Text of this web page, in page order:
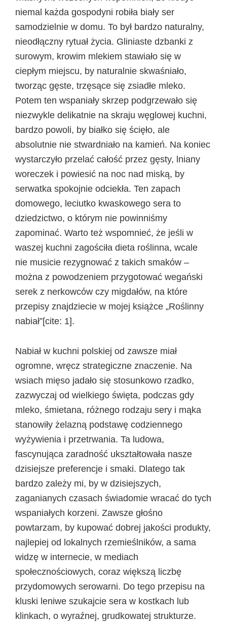
niemal każda gospodyni robiła biały ser
samodzielnie w domu. To był bardzo naturalny,
nieodłączny rytuał życia. Gliniaste dzbanki z
surowym, krowim mlekiem stawiało się w
ciepłym miejscu, by naturalnie skwaśniało,
tworząc gęste, trzęsące się zsiadłe mleko.
Potem ten wspaniały skrzep podgrzewało się
niezwykle delikatnie na skraju węglowej kuchni,
bardzo powoli, by białko się ścięło, ale
absolutnie nie stwardniało na kamień. Na koniec
wystarczyło przelać całość przez gęsty, lniany
woreczek i powiesić na noc nad miską, by
serwatka spokojnie odciekła. Ten zapach
domowego, leciutko kwaskowego sera to
dziedzictwo, o którym nie powinniśmy
zapominać. Warto też wspomnieć, że jeśli w
waszej kuchni zagościła dieta roślinna, wcale
nie musicie rezygnować z takich smaków –
można z powodzeniem przygotować wegański
serek z nerkowców czy migdałów, na które
przepisy znajdziecie w mojej książce „Roślinny
nabiał”[cite: 1].
Nabiał w kuchni polskiej od zawsze miał
ogromne, wręcz strategiczne znaczenie. Na
wsiach mięso jadało się stosunkowo rzadko,
zazwyczaj od wielkiego święta, podczas gdy
mleko, śmietana, różnego rodzaju sery i mąka
stanowiły żelazną podstawę codziennego
wyżywienia i przetrwania. Ta ludowa,
fascynująca zaradność ukształtowała nasze
dzisiejsze preferencje i smaki. Dlatego tak
bardzo zależy mi, by w dzisiejszych,
zaganianych czasach świadomie wracać do tych
wspaniałych korzeni. Zawsze głośno
powtarzam, by kupować dobrej jakości produkty,
najlepiej od lokalnych rzemieślników, a sama
widzę w internecie, w mediach
społecznościowych, coraz większą liczbę
przydomowych serowarni. Do tego przepisu na
kluski leniwe szukajcie sera w kostkach lub
klinkach, o wyraźnej, grudkowatej strukturze.